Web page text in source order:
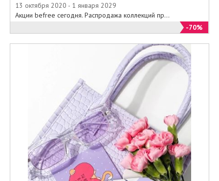
13 октября 2020 - 1 января 2029
Акции befree сегодня. Распродажа коллекций пр...
-70%